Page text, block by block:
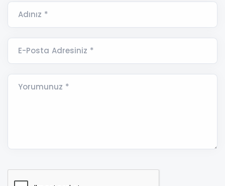
Adınız *
E-Posta Adresiniz *
Yorumunuz *